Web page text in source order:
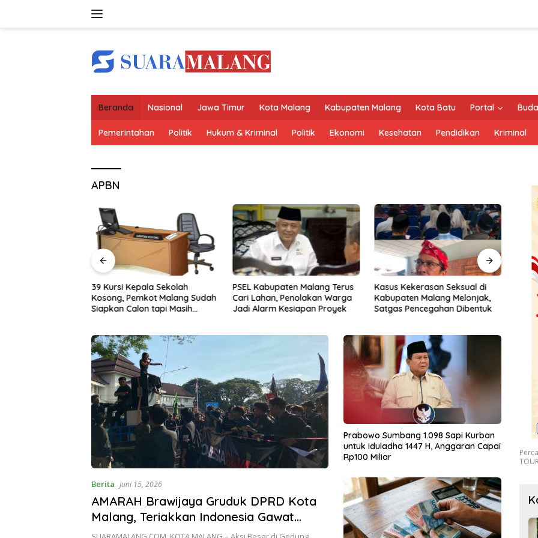
Beranda Nasional Jawa Timur Kota Malang Kabupaten Malang Kota Batu Portal
Pemerintahan Politik Hukum & Kriminal Politik Ekonomi Kesehatan Pendidikan Kriminal
APBN
PSEL Kabupaten Malang Terus
Cari Lahan, Penolakan Warga
Jadi Alarm Kesiapan Proyek
Kasus Kekerasan Seksual di
Kabupaten Malang Melonjak,
Satgas Pencegahan Dibentuk
Korsleting Listrik Hanguskan
Dapur dan Gudang Kayu
Anak
Berita Juni 15, 2026
AMARAH Brawijaya Gruduk DPRD Kota
Malang, Teriakkan Indonesia Gawat
Darurat
Prabowo Sumbang 1.098 Sapi Kurban
untuk Iduladha 1447 H, Anggaran Capai
Rp100 Miliar